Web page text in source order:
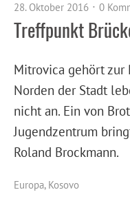
28. Oktober 2016 0
Treffpunkt
Mitrovica gehört zur
Norden der Stadt
nicht an. Ein von
Jugendzentrum
Roland Brockmann.
Europa, Kosovo